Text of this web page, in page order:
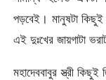
পড়বেই। মানুষটা
এই দুঃখের জায়গাটা
মহাদেববাবুর স্ত্রী